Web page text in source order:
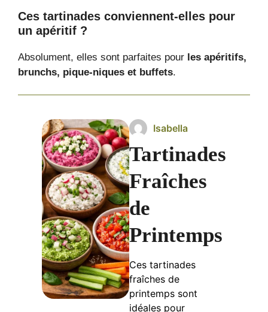
Ces tartinades conviennent-elles pour
un apéritif ?
Absolument, elles sont parfaites pour les apéritifs,
brunchs, pique-niques et buffets.
Isabella
Tartinades
Fraîches
de
Printemps
Ces tartinades
fraîches de
printemps sont
idéales pour